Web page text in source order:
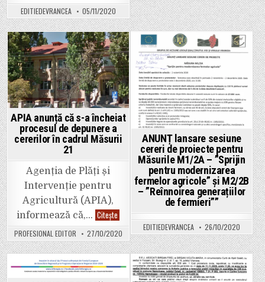
”Fapte
REALIZATE,
nu
vorbe
ARUNCATE”!
Proiectul
inițiat
de
Cătălin
Toma
și
Ion
Ștefan
a
fost
promulgat
de
președintele
României.
agricoli
vor
primi
200
de
euro
per
tonă
de
produs
agricol!
EDITIEDEVRANCEA 05/11/2020
Posted
in
APIA anunță că s-a încheiat
procesul de depunere a
cererilor în cadrul Măsurii
21
Agenția de Plăți și
Intervenție pentru
Agricultură (APIA),
informează că,… Citește
anunță
că
s-
a
încheiat
procesul
de
depunere
PROFESIONAL EDITOR 27/10/2020
Posted
in
ANUNȚ lansare sesiune
cereri de proiecte pentru
Măsurile M1/2A – ”Sprijin
pentru modernizarea
fermelor agricole” și M2/2B
– ”Reînnoirea generațiilor
de fermieri””
EDITIEDEVRANCEA 26/10/2020
Posted
Posted